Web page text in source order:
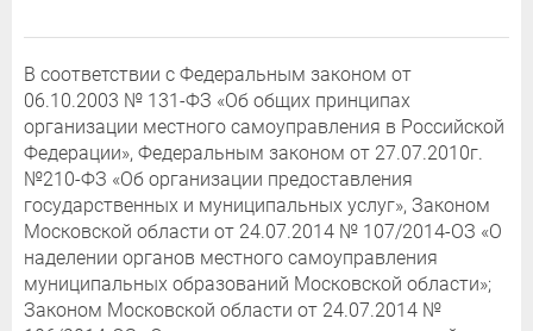
В соответствии с Федеральным законом от
06.10.2003 № 131-ФЗ «Об общих принципах
организации местного самоуправления в Российской
Федерации», Федеральным законом от 27.07.2010г.
№210-ФЗ «Об организации предоставления
государственных и муниципальных услуг», Законом
Московской области от 24.07.2014 № 107/2014-ОЗ «О
наделении органов местного самоуправления
муниципальных образований Московской области»;
Законом Московской области от 24.07.2014 №